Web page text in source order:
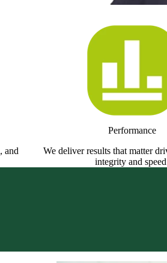
and
Performance
We deliver results that matter
integrity and